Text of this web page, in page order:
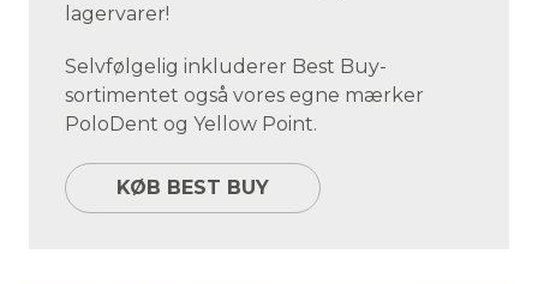
lagervarer!
Selvfølgelig inkluderer Best Buy-
sortimentet også vores egne mærker
PoloDent og Yellow Point.
KØB BEST BUY